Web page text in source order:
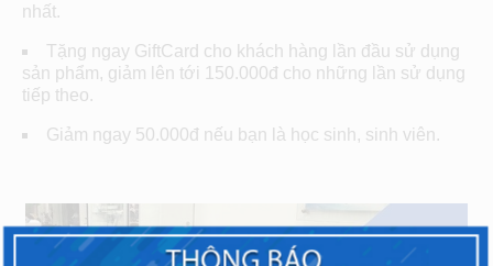
nhất.
Tặng ngay GiftCard cho khách hàng lần đầu sử dụng
sản phẩm, giảm lên tới 150.000đ cho những lần sử dụng
tiếp theo.
Giảm ngay 50.000đ nếu bạn là học sinh, sinh viên.